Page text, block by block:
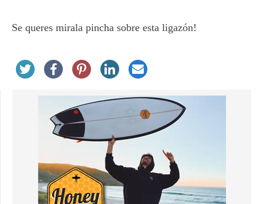
Se queres mirala pincha sobre esta ligazón!